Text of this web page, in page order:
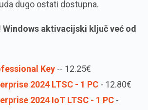
dugo ostati dostupna.
Windows aktivacijski ključ već od
Key -- 12.25€
2024 LTSC - 1 PC - 12.80€
2024 IoT LTSC - 1 PC -